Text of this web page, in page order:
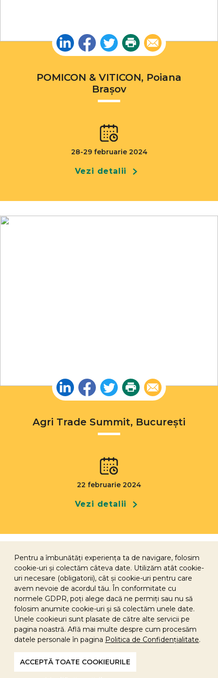
POMICON & VITICON, Poiana
Brașov
28-29 februarie 2024
Vezi detalii
LinkedinFacebook
TwitterPrint Email
Agri Trade Summit, București
22 februarie 2024
Vezi detalii
LinkedinFacebook
TwitterPrint Email
Pentru a îmbunătăți experiența ta de navigare, folosim
cookie-uri și colectăm câteva date. Utilizăm atât cookie-
uri necesare (obligatorii), cât și cookie-uri pentru care
avem nevoie de acordul tău. În conformitate cu
normele GDPR, poți alege dacă ne permiți sau nu să
folosim anumite cookie-uri și să colectăm unele date.
Unele cookieuri sunt plasate de către alte servicii pe
pagina noastră. Află mai multe despre cum procesăm
datele personale în pagina Politica de Confidențialitate.
ACCEPTĂ TOATE COOKIEURILE
Sponsorizare
Politica de cookies
Politica GDPR
Drepturi conținut
Contact